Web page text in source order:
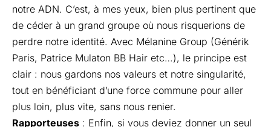
notre ADN. C’est, à mes yeux, bien plus pertinent que
de céder à un grand groupe où nous risquerions de
perdre notre identité. Avec Mélanine Group (Générik
Paris, Patrice Mulaton BB Hair etc…), le principe est
clair : nous gardons nos valeurs et notre singularité,
tout en bénéficiant d’une force commune pour aller
plus loin, plus vite, sans nous renier.
Rapporteuses : Enfin, si vous deviez donner un seul